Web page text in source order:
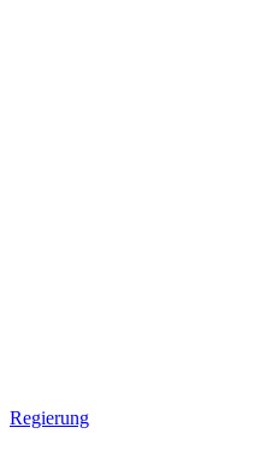
Regierung